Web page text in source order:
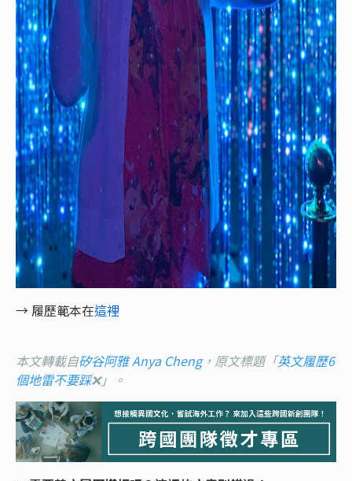
→ 履歷範本在這裡
本文轉載自矽谷阿雅 Anya Cheng，原文標題「英文履歷6
個地雷不要踩❌」。